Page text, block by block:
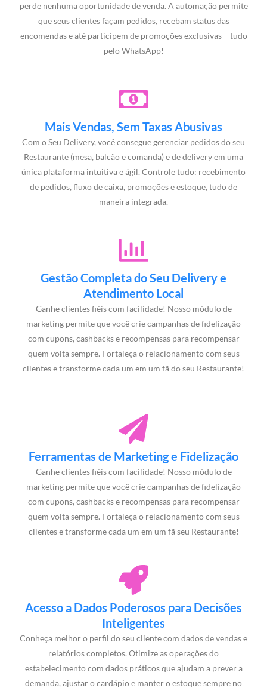
perde nenhuma oportunidade de venda. A automação permite
que seus clientes façam pedidos, recebam status das
encomendas e até participem de promoções exclusivas – tudo
pelo WhatsApp!
Mais Vendas, Sem Taxas Abusivas
Com o Seu Delivery, você consegue gerenciar pedidos do seu
Restaurante (mesa, balcão e comanda) e de delivery em uma
única plataforma intuitiva e ágil. Controle tudo: recebimento
de pedidos, fluxo de caixa, promoções e estoque, tudo de
maneira integrada.
Gestão Completa do Seu Delivery e
Atendimento Local
Ganhe clientes fiéis com facilidade! Nosso módulo de
marketing permite que você crie campanhas de fidelização
com cupons, cashbacks e recompensas para recompensar
quem volta sempre. Fortaleça o relacionamento com seus
clientes e transforme cada um em um fã do seu Restaurante!
Ferramentas de Marketing e Fidelização
Ganhe clientes fiéis com facilidade! Nosso módulo de
marketing permite que você crie campanhas de fidelização
com cupons, cashbacks e recompensas para recompensar
quem volta sempre. Fortaleça o relacionamento com seus
clientes e transforme cada um em um fã seu Restaurante!
Acesso a Dados Poderosos para Decisões
Inteligentes
Conheça melhor o perfil do seu cliente com dados de vendas e
relatórios completos. Otimize as operações do
estabelecimento com dados práticos que ajudam a prever a
demanda, ajustar o cardápio e manter o estoque sempre no